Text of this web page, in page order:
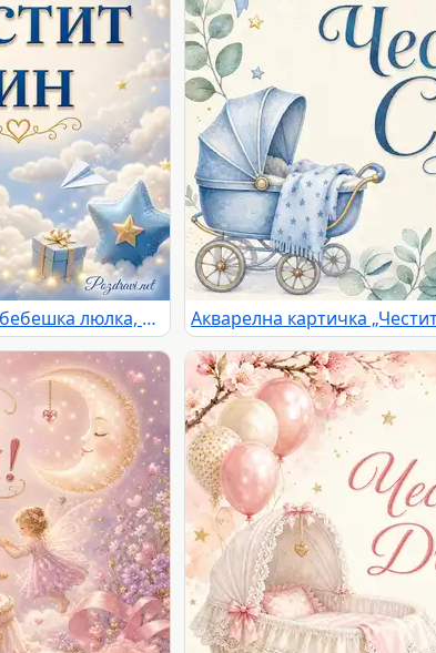
Приказна синя картичка „Честит Син“ с бебешка люлка, мече, облаци и златни звезди